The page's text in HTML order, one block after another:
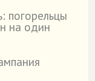
погорельцы
на один